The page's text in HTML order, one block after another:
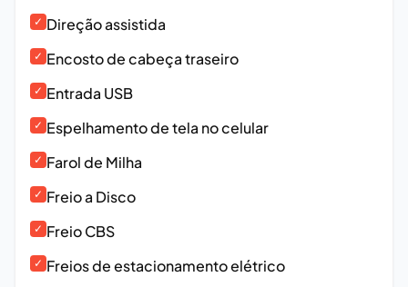
✓ Direção assistida
✓ Encosto de cabeça traseiro
✓ Entrada USB
✓ Espelhamento de tela no celular
✓ Farol de Milha
✓ Freio a Disco
✓ Freio CBS
✓ Freios de estacionamento elétrico